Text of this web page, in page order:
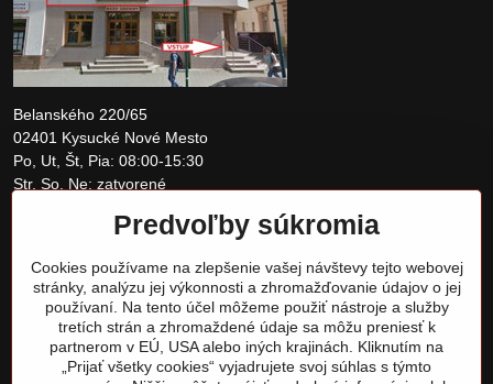
Belanského 220/65
02401 Kysucké Nové Mesto
Po, Ut, Št, Pia: 08:00-15:30
Str, So, Ne: zatvorené
obchod@tomshardware.sk
Predvoľby súkromia
Cookies používame na zlepšenie vašej návštevy tejto webovej
stránky, analýzu jej výkonnosti a zhromažďovanie údajov o jej
používaní. Na tento účel môžeme použiť nástroje a služby
tretích strán a zhromaždené údaje sa môžu preniesť k
partnerom v EÚ, USA alebo iných krajinách. Kliknutím na
„Prijať všetky cookies“ vyjadrujete svoj súhlas s týmto